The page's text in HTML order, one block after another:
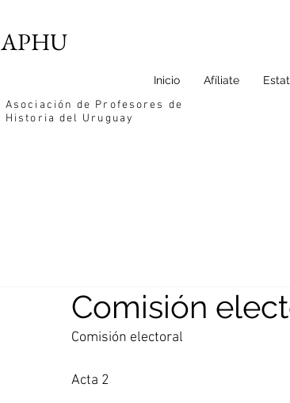
APHU
Asociación de Profesores de
Historia del Uruguay
Inicio Afíliate
Comisión
Comisión electoral
Acta 2